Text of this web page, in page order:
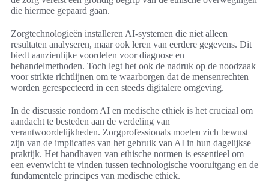
die hiermee gepaard gaan.
Zorgtechnologieën installeren AI-systemen die niet alleen
resultaten analyseren, maar ook leren van eerdere gegevens. Dit
biedt aanzienlijke voordelen voor diagnose en
behandelmethoden. Toch legt het ook de nadruk op de noodzaak
voor strikte richtlijnen om te waarborgen dat de mensenrechten
worden gerespecteerd in een steeds digitalere omgeving.
In de discussie rondom AI en medische ethiek is het cruciaal om
aandacht te besteden aan de verdeling van
verantwoordelijkheden. Zorgprofessionals moeten zich bewust
zijn van de implicaties van het gebruik van AI in hun dagelijkse
praktijk. Het handhaven van ethische normen is essentieel om
een evenwicht te vinden tussen technologische vooruitgang en de
fundamentele principes van medische ethiek.